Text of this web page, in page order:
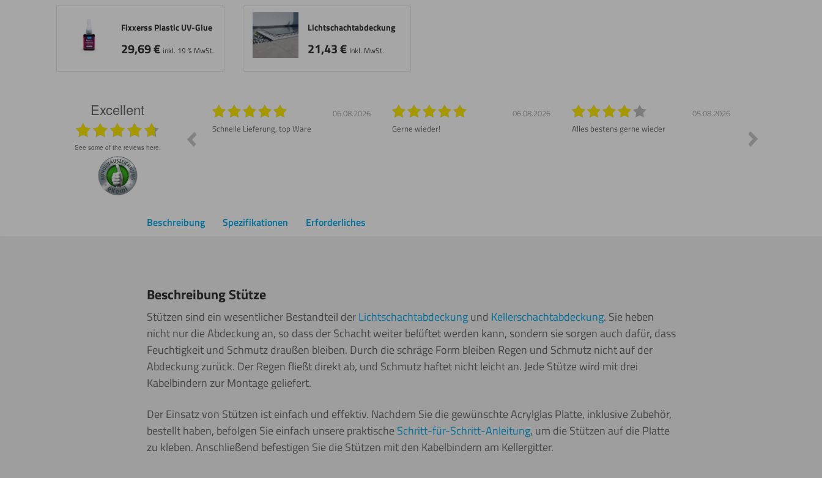
Fixxerss Plastic UV-Glue
29,69€ inkl. 19 % MwSt.
Lichtschachtabdeckung
21,43€ Inkl. MwSt.
Excellent
see some of the reviews here.
Prompte Lieferung Material war wie
besprochen gut Lässt sich schneiden und
06.08.2026
Schnelle Lieferung, top Ware
06.08.2026
Gerne wieder!
05.08.2026
Alles bestens gerne wieder
Beschreibung Spezifikationen Erforderliches
Beschreibung Stütze
Stützen sind ein wesentlicher Bestandteil derLichtschachtabdeckungund Kellerschachtabdeckung. Sie heben
nicht nur die Abdeckung an, so dass der Schacht weiter belüftet werden kann, sondern sie sorgen auch dafür, dass
Feuchtigkeit und Schmutz draußen bleiben. Durch die schräge Form bleiben Regen und Schmutz nicht auf der
Abdeckung zurück. Der Regen fließt direkt ab, und Schmutz haftet nicht leicht an. Jede Stütze wird mit drei
Kabelbindern zur Montage geliefert.
Der Einsatz von Stützen ist einfach und effektiv. Nachdem Sie die gewünschte Acrylglas Platte, inklusive Zubehör,
bestellt haben, befolgen Sie einfach unsere praktische Schritt-für-Schritt-Anleitung, um die Stützen auf die Platte
zu kleben. Anschließend befestigen Sie die Stützen mit den Kabelbindern am Kellergitter.